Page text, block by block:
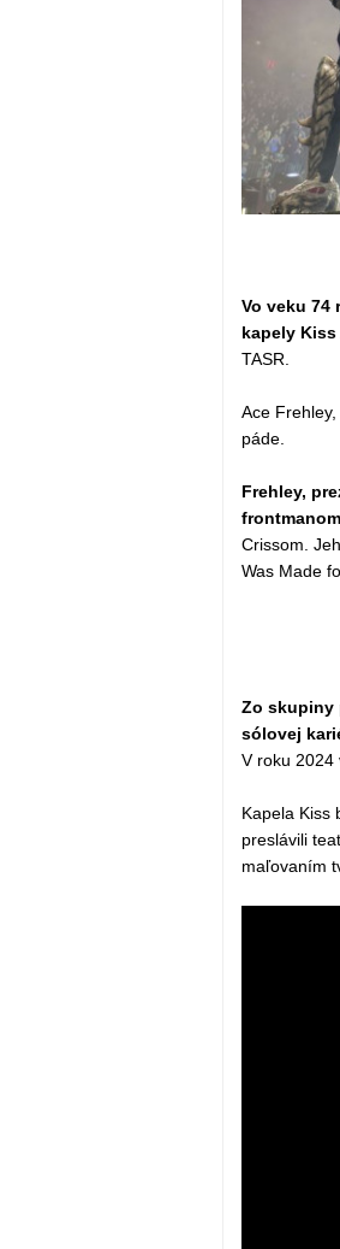
Vo veku 74
kapely Kiss
TASR.
Ace
páde.
Frehley,
Crissom.
Was Made
Zo skupiny
sólovej
V roku 2024
Kapela Kiss
preslávili
maľovaním